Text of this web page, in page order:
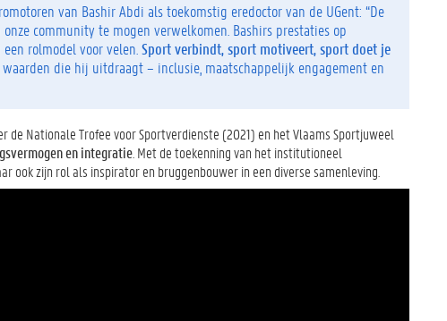
van Bashir Abdi als toekomstig eredoctor van de UGent: “De
community te mogen verwelkomen. Bashirs prestaties op
rolmodel voor velen. Sport verbindt, sport motiveert, sport doet je
die hij uitdraagt – inclusie, maatschappelijk engagement en
Nationale Trofee voor Sportverdienste (2021) en het Vlaams Sportjuweel
en integratie . Met de toekenning van het institutioneel
zijn rol als inspirator en bruggenbouwer in een diverse samenleving.